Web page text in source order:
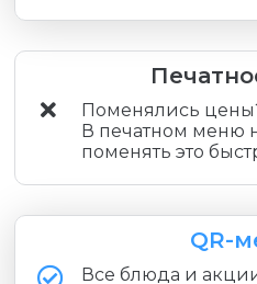
Поменялись
В печатном меню
поменять это
QR-
Все блюда и